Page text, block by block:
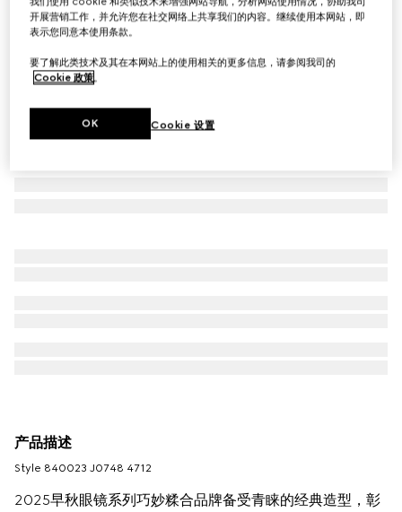
相关款式蛋白石蓝色
产品描述
Style ‎840023 J0748 4712
2025早秋眼镜系列巧妙糅合品牌备受青睐的经典造型，彰
开展营销工作，并允许您在社交网络上共享我们的内容。继续使用本网站，即
表示您同意本使用条款。
要了解此类技术及其在本网站上的使用相关的更多信息，请参阅我司的
Cookie 政策。
Cookie 设置
OK